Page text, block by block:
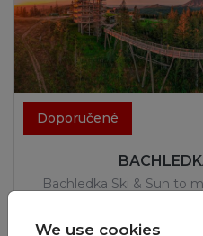
Doporučené
Bachledka Ski & Sun to
oferujący latem
We use cookies